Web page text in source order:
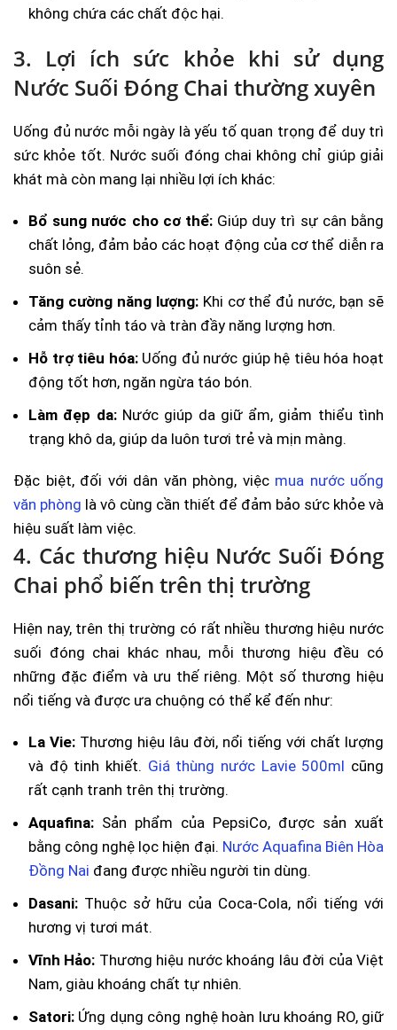
không chứa các chất độc hại.
3. Lợi ích sức khỏe khi sử dụng
Nước Suối Đóng Chai thường xuyên
Uống đủ nước mỗi ngày là yếu tố quan trọng để duy trì
sức khỏe tốt. Nước suối đóng chai không chỉ giúp giải
khát mà còn mang lại nhiều lợi ích khác:
Bổ sung nước cho cơ thể:Giúp duy trì sự cân bằng
chất lỏng, đảm bảo các hoạt động của cơ thể diễn ra
suôn sẻ.
Tăng cường năng lượng:Khi cơ thể đủ nước, bạn sẽ
cảm thấy tỉnh táo và tràn đầy năng lượng hơn.
Hỗ trợ tiêu hóa:Uống đủ nước giúp hệ tiêu hóa hoạt
động tốt hơn, ngăn ngừa táo bón.
Làm đẹp da:Nước giúp da giữ ẩm, giảm thiểu tình
trạng khô da, giúp da luôn tươi trẻ và mịn màng.
Đặc biệt, đối với dân văn phòng, việc mua nước uống
văn phòng là vô cùng cần thiết để đảm bảo sức khỏe và
hiệu suất làm việc.
4. Các thương hiệu Nước Suối Đóng
Chai phổ biến trên thị trường
Hiện nay, trên thị trường có rất nhiều thương hiệu nước
suối đóng chai khác nhau, mỗi thương hiệu đều có
những đặc điểm và ưu thế riêng. Một số thương hiệu
nổi tiếng và được ưa chuộng có thể kể đến như:
La Vie: Thương hiệu lâu đời, nổi tiếng với chất lượng
và độ tinh khiết. Giá thùng nước Lavie 500ml cũng
rất cạnh tranh trên thị trường.
Aquafina: Sản phẩm của PepsiCo, được sản xuất
bằng công nghệ lọc hiện đại. Nước Aquafina Biên Hòa
Đồng Nai đang được nhiều người tin dùng.
Dasani: Thuộc sở hữu của Coca-Cola, nổi tiếng với
hương vị tươi mát.
Vĩnh Hảo: Thương hiệu nước khoáng lâu đời của Việt
Nam, giàu khoáng chất tự nhiên.
Satori: Ứng dụng công nghệ hoàn lưu khoáng RO, giữ